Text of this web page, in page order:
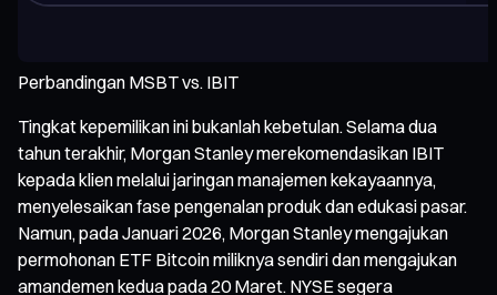
Perbandingan MSBT vs. IBIT
Tingkat kepemilikan ini bukanlah kebetulan. Selama dua
tahun terakhir, Morgan Stanley merekomendasikan IBIT
kepada klien melalui jaringan manajemen kekayaannya,
menyelesaikan fase pengenalan produk dan edukasi pasar.
Namun, pada Januari 2026, Morgan Stanley mengajukan
permohonan ETF Bitcoin miliknya sendiri dan mengajukan
amandemen kedua pada 20 Maret. NYSE segera